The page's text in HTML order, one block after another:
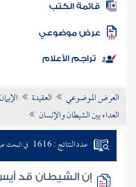
المكتبة
الكتب
موضوعي
تراجم الأعلام
العرض الموضوعي العقيدة الإيمان
العداء بين الشيطان والإنسان
عدد النتائج : 1616 في البحث
إن الشيطان قد